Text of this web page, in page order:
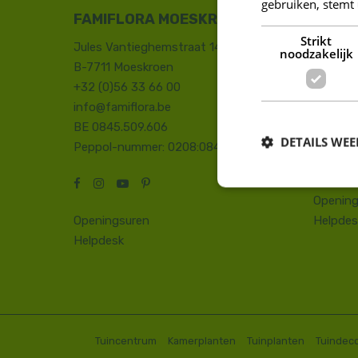
FAMIFLORA MOESKROEN
Jules Vantieghemstraat 14
B-7711 Moeskroen
+32 (0)56 33 66 00
info@famiflora.be
BE 0845.509.606
Peppol-nummer: 0208:0845509606
Openingsuren
Helpdesk
8660
+32
Tuincentrum Kamerplanten Tuinplanten
gebruiken,
Strikt
noodzakelijk
DETAILS